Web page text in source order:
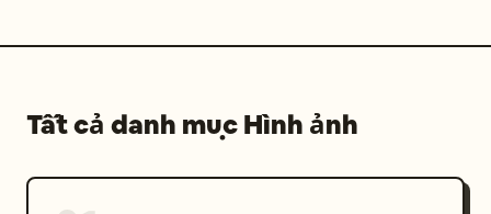
Tất cả danh mục Hình ảnh